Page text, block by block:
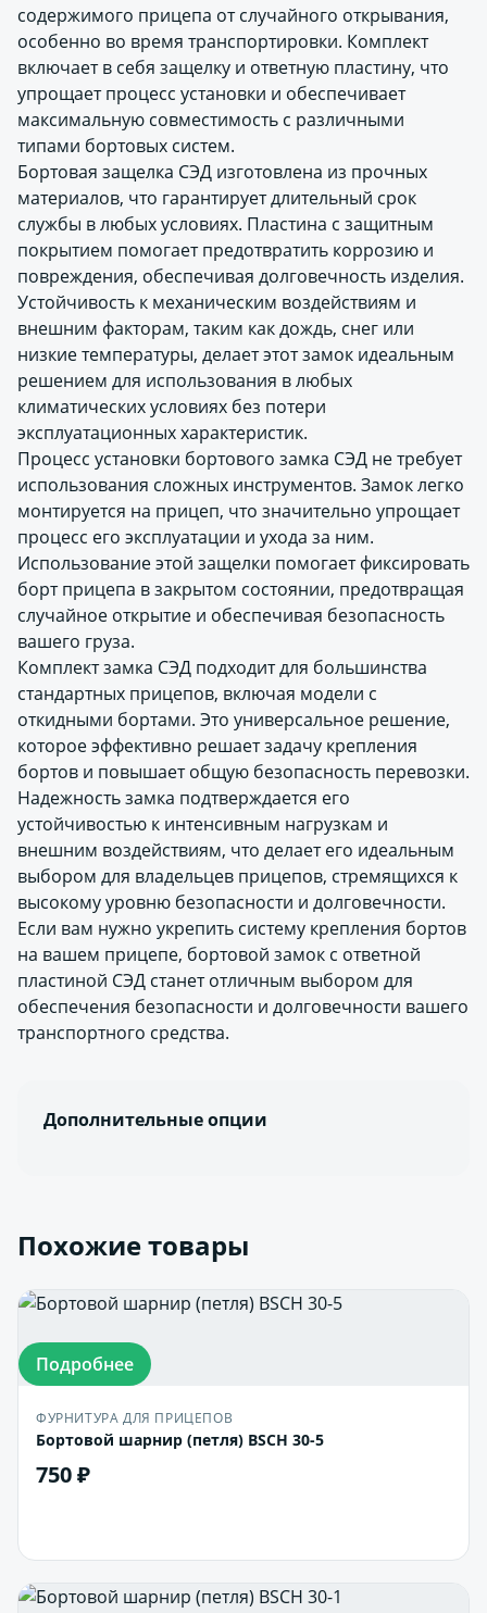
содержимого прицепа от случайного открывания,
особенно во время транспортировки. Комплект
включает в себя защелку и ответную пластину, что
упрощает процесс установки и обеспечивает
максимальную совместимость с различными
типами бортовых систем.
Бортовая защелка СЭД изготовлена из прочных
материалов, что гарантирует длительный срок
службы в любых условиях. Пластина с защитным
покрытием помогает предотвратить коррозию и
повреждения, обеспечивая долговечность изделия.
Устойчивость к механическим воздействиям и
внешним факторам, таким как дождь, снег или
низкие температуры, делает этот замок идеальным
решением для использования в любых
климатических условиях без потери
эксплуатационных характеристик.
Процесс установки бортового замка СЭД не требует
использования сложных инструментов. Замок легко
монтируется на прицеп, что значительно упрощает
процесс его эксплуатации и ухода за ним.
Использование этой защелки помогает фиксировать
борт прицепа в закрытом состоянии, предотвращая
случайное открытие и обеспечивая безопасность
вашего груза.
Комплект замка СЭД подходит для большинства
стандартных прицепов, включая модели с
откидными бортами. Это универсальное решение,
которое эффективно решает задачу крепления
бортов и повышает общую безопасность перевозки.
Надежность замка подтверждается его
устойчивостью к интенсивным нагрузкам и
внешним воздействиям, что делает его идеальным
выбором для владельцев прицепов, стремящихся к
высокому уровню безопасности и долговечности.
Если вам нужно укрепить систему крепления бортов
на вашем прицепе, бортовой замок с ответной
пластиной СЭД станет отличным выбором для
обеспечения безопасности и долговечности вашего
транспортного средства.
Дополнительные опции
Похожие товары
Подробнее
ФУРНИТУРА ДЛЯ ПРИЦЕПОВ
Бортовой шарнир (петля) BSCH 30-5
750 ₽